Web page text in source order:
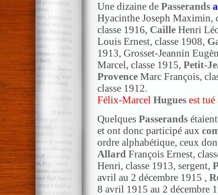
Une dizaine de Passerands
Hyacinthe Joseph Maximin,
classe 1916, Caille Henri
Louis Ernest, classe 1908,
1913, Grosset-Jeannin
Marcel, classe 1915, Petit-
Provence Marc François,
classe 1912.
Félix-Marcel Hugues est tué
Quelques Passerands
et ont donc participé aux
ordre alphabétique, ceux
Allard François Ernest,
Henri, classe 1913, sergent,
avril au 2 décembre 1915 ,
8 avril 1915 au 2 décembre